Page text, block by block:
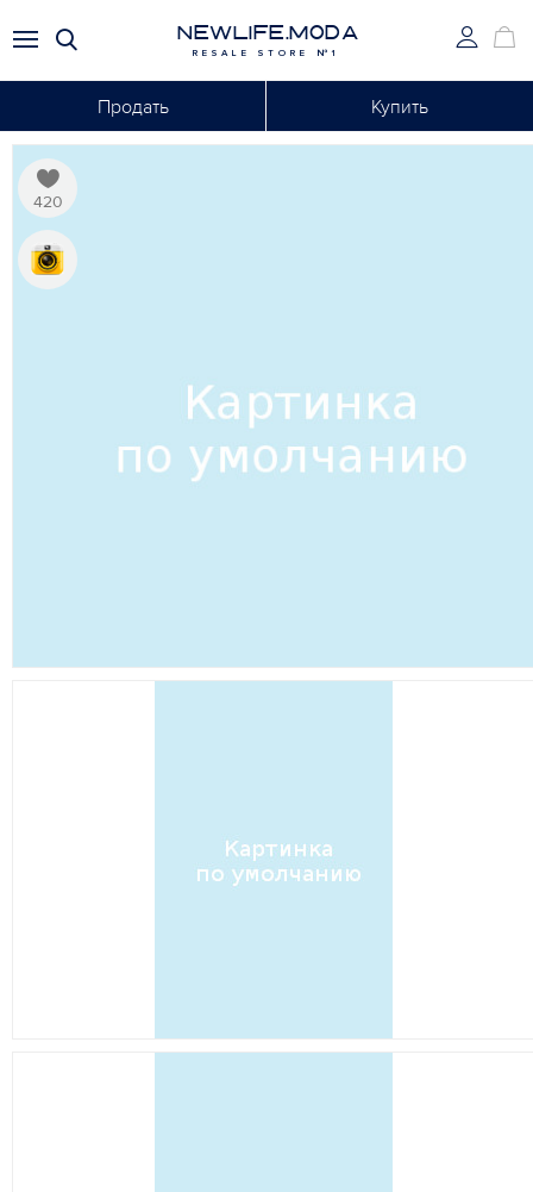
NEWLIFE.MODA
RESALE STORE №1
Продать Купить
420